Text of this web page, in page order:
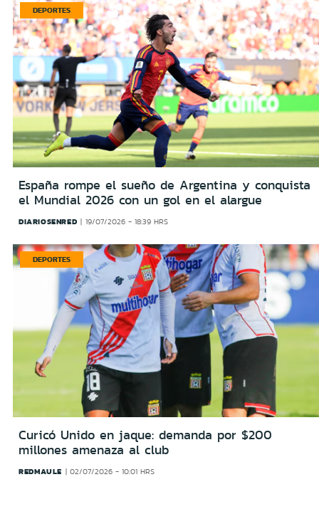
DEPORTES
España rompe el sueño de Argentina y conquista
el Mundial 2026 con un gol en el alargue
DIARIOSENRED 19/07/2026 - 18:39 HRS
DEPORTES
Curicó Unido en jaque: demanda por $200
millones amenaza al club
REDMAULE 02/07/2026 - 10:01 HRS